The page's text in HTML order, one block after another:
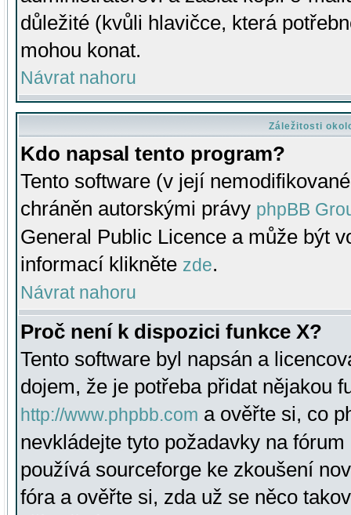
důležité (kvůli hlavičce, která
mohou konat.
Návrat nahoru
Záležitosti
Kdo napsal tento program?
Tento software (v její
chráněn autorskými právy phpBB
General Public Licence a může být
informací klikněte zde.
Návrat nahoru
Proč není k dispozici funkce X?
Tento software byl napsán a
dojem, že je potřeba přidat nějakou
http://www.phpbb.com a ověřte si, co
nevkládejte tyto požadavky na
používá sourceforge ke zkoušení
fóra a ověřte si, zda už se něco